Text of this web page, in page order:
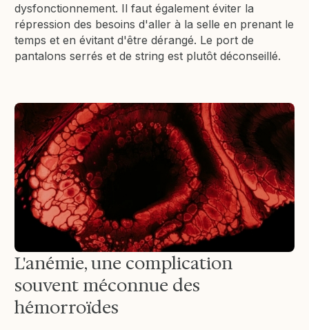
dysfonctionnement. Il faut également éviter la
répression des besoins d'aller à la selle en prenant le
temps et en évitant d'être dérangé. Le port de
pantalons serrés et de string est plutôt déconseillé.
L'anémie, une complication
souvent méconnue des
hémorroïdes